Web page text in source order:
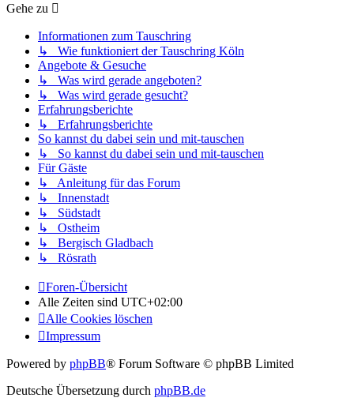
Gehe zu
Informationen zum Tauschring
↳ Wie funktioniert der Tauschring Köln
Angebote & Gesuche
↳ Was wird gerade angeboten?
↳ Was wird gerade gesucht?
Erfahrungsberichte
↳ Erfahrungsberichte
So kannst du dabei sein und mit-tauschen
↳ So kannst du dabei sein und mit-tauschen
Für Gäste
↳ Anleitung für das Forum
↳ Innenstadt
↳ Südstadt
↳ Ostheim
↳ Bergisch Gladbach
↳ Rösrath
Foren-Übersicht
Alle Zeiten sind UTC+02:00
Alle Cookies löschen
Impressum
Powered by phpBB® Forum Software © phpBB Limited
Deutsche Übersetzung durch phpBB.de